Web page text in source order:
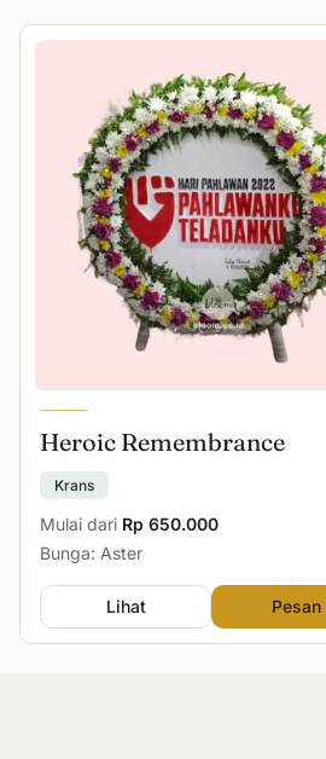
Heroic Remembrance
Krans
Mulai dari Rp 650.000
Bunga: Aster
Lihat Pesan